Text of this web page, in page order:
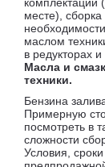
месте), сборка
маслом
в редукторах
Масла и
техники.
Бензина
Примерную
посмотреть в
сложности
Условия,